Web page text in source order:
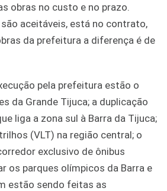
obras no custo e no prazo.
aceitáveis, está no contrato,
da prefeitura a diferença é de
pela prefeitura estão o
da Grande Tijuca; a duplicação
liga a zona sul à Barra da Tijuca;
(VLT) na região central; o
exclusivo de ônibus
os parques olímpicos da Barra e
estão sendo feitas as